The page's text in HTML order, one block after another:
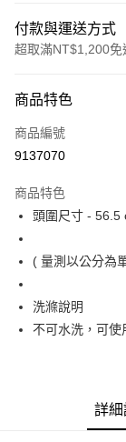
付款與運送方式
超取滿NT$1,200免
信用卡一次付款
超商取貨付款
街口支付
悠遊付
相關說明
【大哥付你分期使用
1.本服務由台灣大哥
3.實際核准額度、可
4.訂單成立30分鐘
ATM付款
每筆NT$60，滿
商品特色
商品編號
9137070
商品特色
頭圍尺寸 - 56.5
( 量測以公分為
洗滌說明
不可水洗，可使
詳細